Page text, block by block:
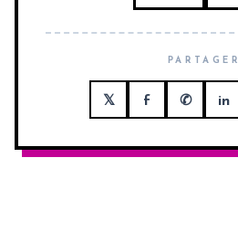
PARTAGER
𝕏 f ✆ in